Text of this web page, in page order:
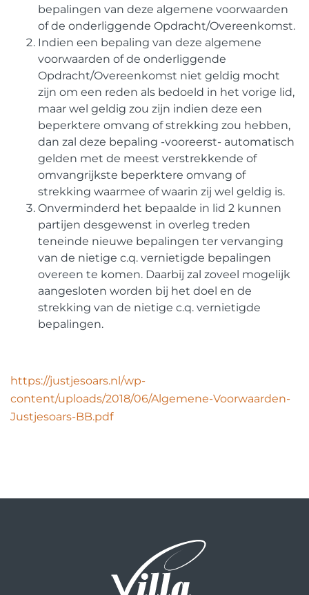
bepalingen van deze algemene voorwaarden
of de onderliggende Opdracht/Overeenkomst.
Indien een bepaling van deze algemene
voorwaarden of de onderliggende
Opdracht/Overeenkomst niet geldig mocht
zijn om een reden als bedoeld in het vorige lid,
maar wel geldig zou zijn indien deze een
beperktere omvang of strekking zou hebben,
dan zal deze bepaling -vooreerst- automatisch
gelden met de meest verstrekkende of
omvangrijkste beperktere omvang of
strekking waarmee of waarin zij wel geldig is.
Onverminderd het bepaalde in lid 2 kunnen
partijen desgewenst in overleg treden
teneinde nieuwe bepalingen ter vervanging
van de nietige c.q. vernietigde bepalingen
overeen te komen. Daarbij zal zoveel mogelijk
aangesloten worden bij het doel en de
strekking van de nietige c.q. vernietigde
bepalingen.
https://justjesoars.nl/wp-
content/uploads/2018/06/Algemene-Voorwaarden-
Justjesoars-BB.pdf